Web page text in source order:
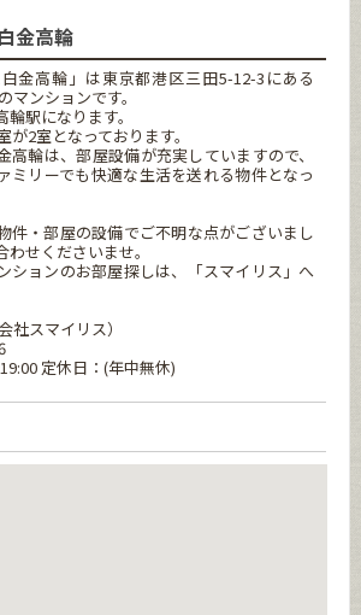
金高輪
白金高輪」は東京都港区三田5-12-3にある
マンションです。
駅になります。
2室となっております。
高輪は、部屋設備が充実していますので、
ミリーでも快適な生活を送れる物件となっ
件・部屋の設備でご不明な点がございまし
せくださいませ。
ションのお部屋探しは、「スマイリス」へ
社スマイリス）
定休日：(年中無休)